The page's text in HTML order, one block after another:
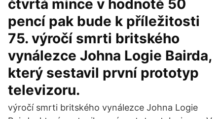
čtvrtá mince v hodnotě 50
pencí pak bude k příležitosti
75. výročí smrti britského
vynálezce Johna Logie Bairda,
který sestavil první prototyp
televizoru.
výročí smrti britského vynálezce Johna Logie